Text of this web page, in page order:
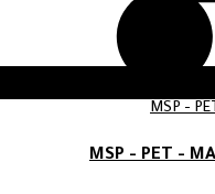
MSP - PET -